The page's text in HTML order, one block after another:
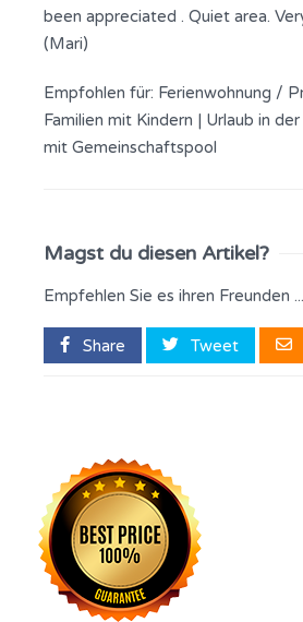
been appreciated . Quiet area.
(Mari)
Empfohlen für: Ferienwohnung /
Familien mit Kindern | Urlaub in
mit Gemeinschaftspool
Magst du diesen Artikel?
Empfehlen Sie es ihren Freunden ...
Share Tweet